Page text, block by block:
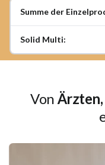
Summe der
Solid Multi:
Von